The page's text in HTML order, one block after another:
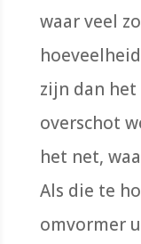
waar veel
zijn dan
overschot
het net,
Als die te
omvormer